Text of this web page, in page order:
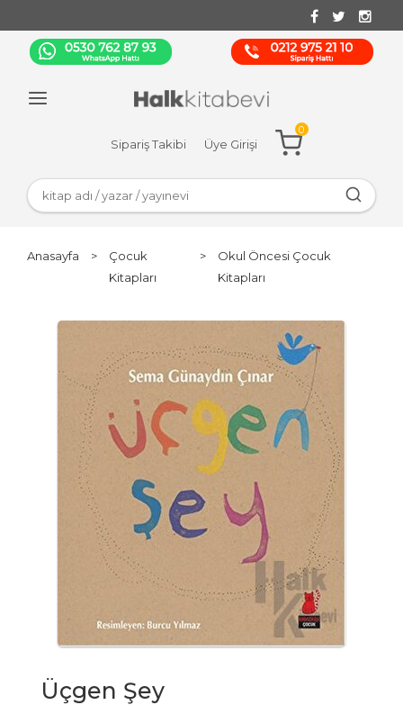
Sipariş Takibi Üye Girişi
0
Anasayfa >
Çocuk
Kitapları
>
Okul Öncesi Çocuk
Kitapları
Üçgen Şey